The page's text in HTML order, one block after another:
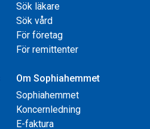
Sök läkare
Sök vård
För företag
För remittenter
Om Sophiahemmet
Sophiahemmet
Koncernledning
E-faktura